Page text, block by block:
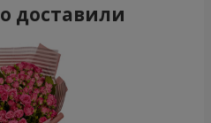
доставили